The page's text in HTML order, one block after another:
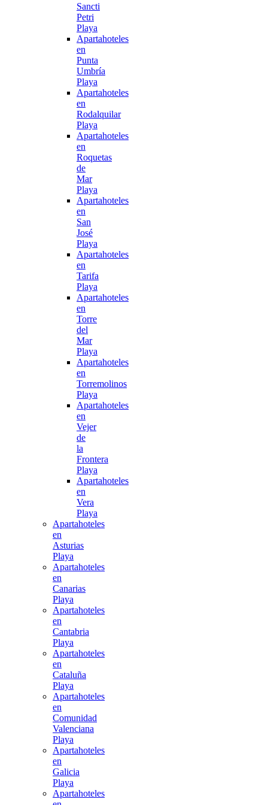
Sancti
Petri
Playa
Apartahoteles
en
Punta
Umbría
Playa
Apartahoteles
en
Rodalquilar
Playa
Apartahoteles
en
Roquetas
de
Mar
Playa
Apartahoteles
en
San
José
Playa
Apartahoteles
en
Tarifa
Playa
Apartahoteles
en
Torre
del
Mar
Playa
Apartahoteles
en
Torremolinos
Playa
Apartahoteles
en
Vejer
de
la
Frontera
Playa
Apartahoteles
en
Vera
Playa
Apartahoteles
en
Asturias
Playa
Apartahoteles
en
Canarias
Playa
Apartahoteles
en
Cantabria
Playa
Apartahoteles
en
Cataluña
Playa
Apartahoteles
en
Comunidad
Valenciana
Playa
Apartahoteles
en
Galicia
Playa
Apartahoteles